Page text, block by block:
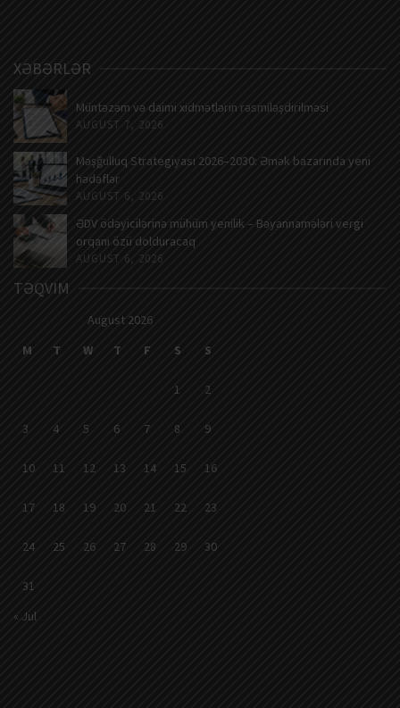
XƏBƏRLƏR
Müntəzəm və daimi xidmətlərin rəsmiləşdirilməsi
AUGUST 7, 2026
Məşğulluq Strategiyası 2026–2030: Əmək bazarında yeni
hədəflər
AUGUST 6, 2026
ƏDV ödəyicilərinə mühüm yenilik – Bəyannamələri vergi
orqanı özü dolduracaq
AUGUST 6, 2026
TƏQVIM
August 2026
M
T W T F S S
1 2
3 4 5 6 7 8 9
10 11 12 13 14 15 16
17 18 19 20 21 22 23
24 25 26 27 28 29 30
31
« Jul